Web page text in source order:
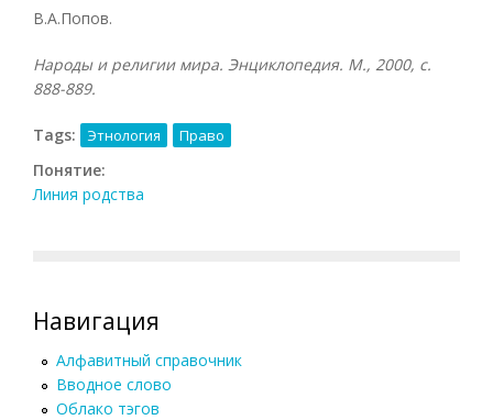
В.А.Попов.
Народы и религии мира. Энциклопедия. М., 2000, с.
888-889.
Tags: Этнология Право
Понятие:
Линия родства
Навигация
Алфавитный справочник
Вводное слово
Облако тэгов